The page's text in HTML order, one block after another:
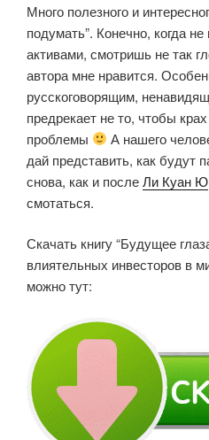
Много полезного и
подумать”. Конечно, когда
активами, смотришь не так
автора мне нравится.
русскоговорящим,
предрекает не то, чтобы
проблемы
А нашего
дай представить, как
снова, как и послеЛи Куан Ю
смотаться.
Скачать книгу “Будущее
влиятельных инвесторов в
можно тут: